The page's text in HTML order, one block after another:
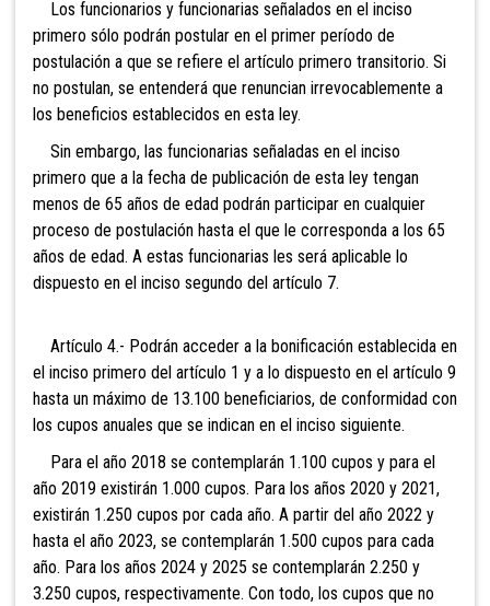
Los funcionarios y funcionarias señalados en el inciso
primero sólo podrán postular en el primer período de
postulación a que se refiere el artículo primero transitorio. Si
no postulan, se entenderá que renuncian irrevocablemente a
los beneficios establecidos en esta ley.
Sin embargo, las funcionarias señaladas en el inciso
primero que a la fecha de publicación de esta ley tengan
menos de 65 años de edad podrán participar en cualquier
proceso de postulación hasta el que le corresponda a los 65
años de edad. A estas funcionarias les será aplicable lo
dispuesto en el inciso segundo del artículo 7.
Artículo 4.- Podrán acceder a la bonificación establecida en
el inciso primero del artículo 1 y a lo dispuesto en el artículo 9
hasta un máximo de 13.100 beneficiarios, de conformidad con
los cupos anuales que se indican en el inciso siguiente.
Para el año 2018 se contemplarán 1.100 cupos y para el
año 2019 existirán 1.000 cupos. Para los años 2020 y 2021,
existirán 1.250 cupos por cada año. A partir del año 2022 y
hasta el año 2023, se contemplarán 1.500 cupos para cada
año. Para los años 2024 y 2025 se contemplarán 2.250 y
3.250 cupos, respectivamente. Con todo, los cupos que no